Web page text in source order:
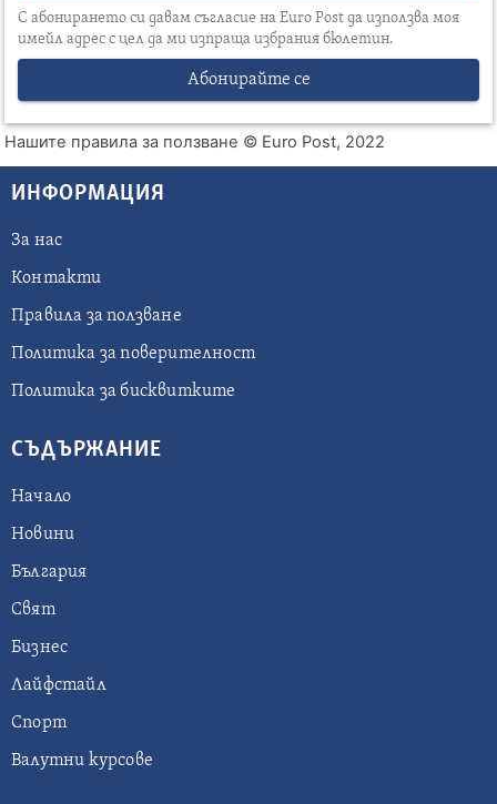
С абонирането си давам съгласие на Euro Post да използва моя
имейл адрес с цел да ми изпраща избрания бюлетин.
Абонирайте се
Нашите правила за ползване © Euro Post, 2022
ИНФОРМАЦИЯ
За нас
Контакти
Правила за ползване
Политика за поверителност
Политика за бисквитките
СЪДЪРЖАНИЕ
Начало
Новини
България
Свят
Бизнес
Лайфстайл
Спорт
Валутни курсове